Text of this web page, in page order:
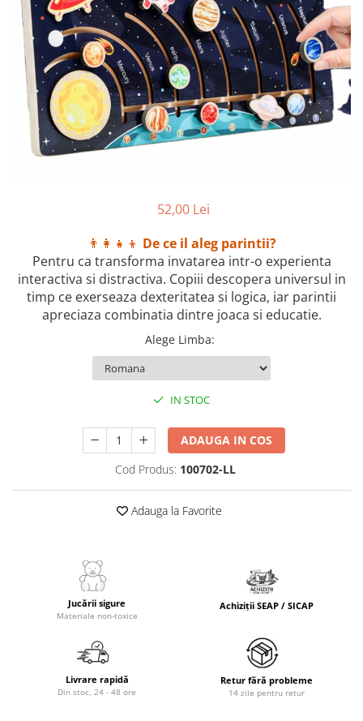
52,00 Lei
👨‍👩‍👧‍👦 De ce il aleg parintii?
Pentru ca transforma invatarea intr-o experienta
interactiva si distractiva. Copiii descopera universul in
timp ce exerseaza dexteritatea si logica, iar parintii
apreciaza combinatia dintre joaca si educatie.
Alege Limba:
IN STOC
ADAUGA IN COS
Cod Produs: 100702-LL
Adauga la Favorite
Jucării sigure
Materiale non-toxice
Achiziții SEAP / SICAP
Livrare rapidă
Din stoc, 24 - 48 ore
Retur fără probleme
14 zile pentru retur